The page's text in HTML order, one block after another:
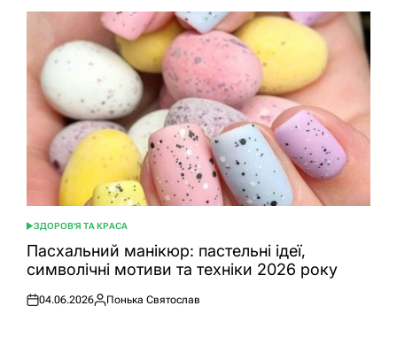
ОПУБЛІКУВАТИ
У
ЗДОРОВ'Я ТА КРАСА
Пасхальний манікюр: пастельні ідеї,
символічні мотиви та техніки 2026 року
Оприлюднено
04.06.2026
Опубліковано
Понька Святослав